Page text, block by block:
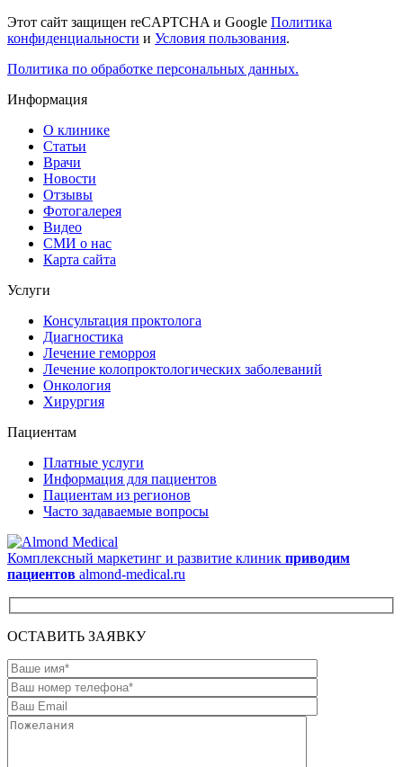
Этот сайт защищен reCAPTCHA и Google Политика
конфиденциальности и Условия пользования.
Политика по обработке персональных данных.
Информация
О клинике
Статьи
Врачи
Новости
Отзывы
Фотогалерея
Видео
СМИ о нас
Карта сайта
Услуги
Консультация проктолога
Диагностика
Лечение геморроя
Лечение колопроктологических заболеваний
Онкология
Хирургия
Пациентам
Платные услуги
Информация для пациентов
Пациентам из регионов
Часто задаваемые вопросы
Комплексный маркетинг и развитие клиник приводим
пациентов almond-medical.ru
ОСТАВИТЬ ЗАЯВКУ